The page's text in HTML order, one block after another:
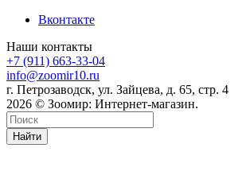
Вконтакте
Наши контакты
+7 (911) 663-33-04
info@zoomir10.ru
г. Петрозаводск, ул. Зайцева, д. 65, стр. 4
2026 © Зоомир: Интернет-магазин.
Найти